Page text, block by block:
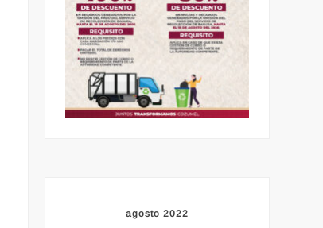
agosto 2022